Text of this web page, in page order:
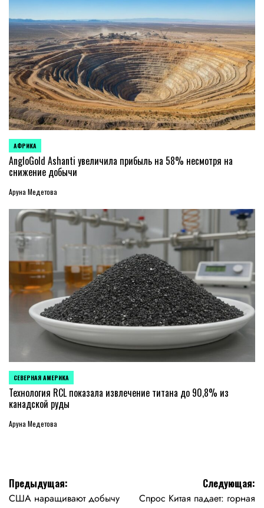
ОПУБЛИКОВАНО
В
АФРИКА
AngloGold Ashanti увеличила прибыль на 58% несмотря на
снижение добычи
Аруна Медетова
ОПУБЛИКОВАНО
В
СЕВЕРНАЯ АМЕРИКА
Технология RCL показала извлечение титана до 90,8% из
канадской руды
Аруна Медетова
Навигация
Предыдущая:
США наращивают добычу
Следующая:
Спрос Китая падает: горная